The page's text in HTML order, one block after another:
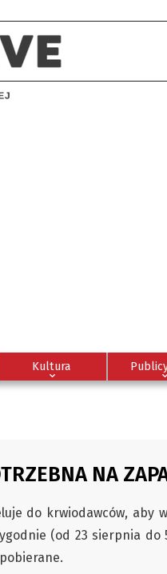
Kultura
NA
do krwiodawców,
(od 23 sierpnia